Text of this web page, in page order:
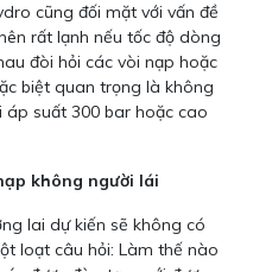
cũng đối mặt với vấn đề
rất lạnh nếu tốc độ dòng
đòi hỏi các vòi nạp hoặc
biệt quan trọng là không
suất 300 bar hoặc cao
không người lái
lai dự kiến sẽ không có
loạt câu hỏi: Làm thế nào